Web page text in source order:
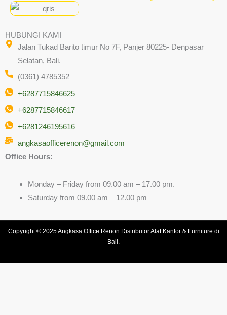
HUBUNGI KAMI
Jalan Tukad Barito timur No 7F, Panjer 80225- Denpasar
Selatan, Bali.
(0361) 4785352
+6287715846625
+6287715846617
+6281246195616
angkasaofficerenon@gmail.com
Office Hours:
Monday – Friday from 09.00 am – 17.00 pm.
Saturday from 09.00 am – 12.00 pm
Copyright © 2025 Angkasa Office Renon Distributor Alat Kantor & Furniture di
Bali.